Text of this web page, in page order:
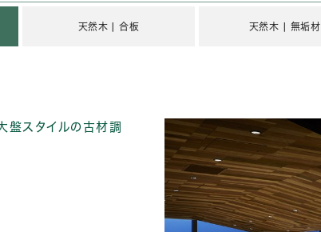
天然木 | 合板 天然木 | 無垢材
盤スタイルの古材調